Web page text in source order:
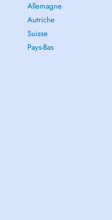
Allemagne
Autriche
Suisse
Pays-Bas